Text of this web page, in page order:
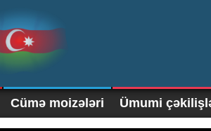
Cümə moizələri Ümumi